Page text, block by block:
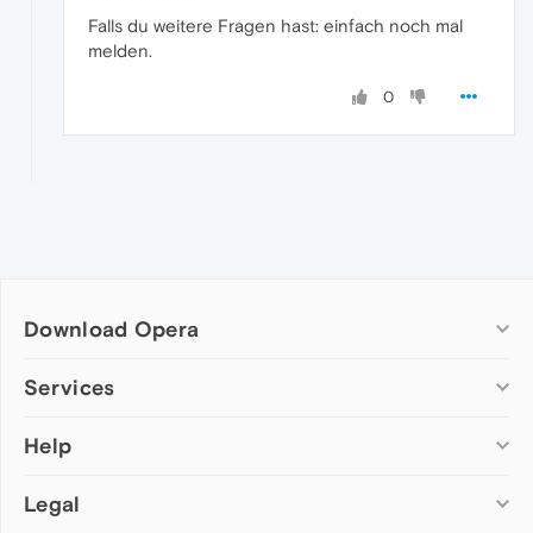
Falls du weitere Fragen hast: einfach noch mal
melden.
0
Download Opera
Computer browsers
Opera for Mac
Opera beta version
Services
Add-ons
Wallpapers
Help
Help & support
Legal